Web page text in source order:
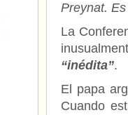
Preynat.
La
“inédita”.
El papa
Cuando